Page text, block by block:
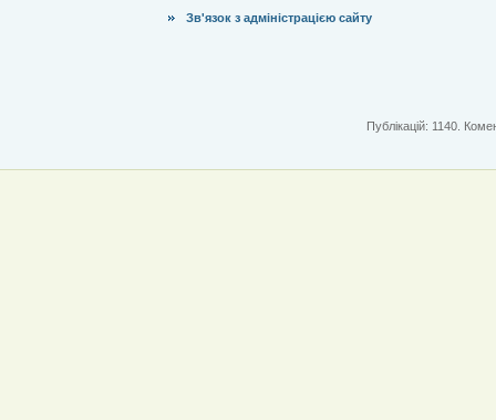
Зв'язок з адміністрацією сайту
Публікацій: 1140.